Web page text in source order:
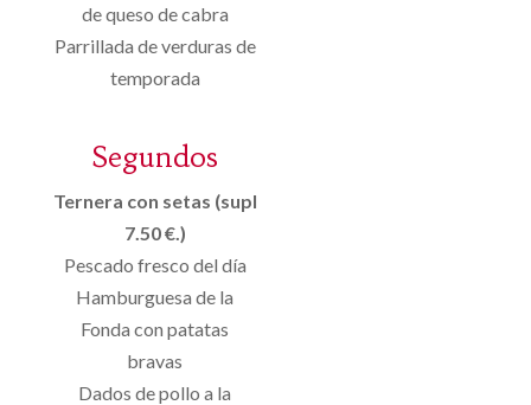
de queso de cabra
Parrillada de verduras de
temporada
Segundos
Ternera con setas (supl
7.50 €.)
Pescado fresco del día
Hamburguesa de la
Fonda con patatas
bravas
Dados de pollo a la